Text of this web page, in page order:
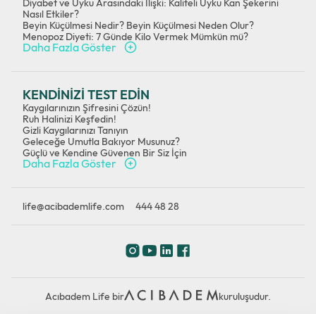
Diyabet ve Uyku Arasındaki İlişki: Kaliteli Uyku Kan Şekerini
Nasıl Etkiler?
Beyin Küçülmesi Nedir? Beyin Küçülmesi Neden Olur?
Menopoz Diyeti: 7 Günde Kilo Vermek Mümkün mü?
Daha Fazla Göster
KENDİNİZİ TEST EDİN
Kaygılarınızın Şifresini Çözün!
Ruh Halinizi Keşfedin!
Gizli Kaygılarınızı Tanıyın
Geleceğe Umutla Bakıyor Musunuz?
Güçlü ve Kendine Güvenen Bir Siz İçin
Daha Fazla Göster
Acıbadem Life bir kuruluşudur.
life@acibademlife.com 444 48 28